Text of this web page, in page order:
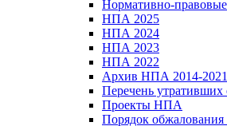
Нормативно-
НПА 2025
НПА 2024
НПА 2023
НПА 2022
Архив НПА 2014-
Перечень
Проекты НПА
Порядок